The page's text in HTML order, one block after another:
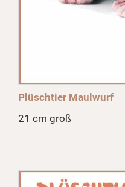
Plüschtier Maulwurf
21 cm groß